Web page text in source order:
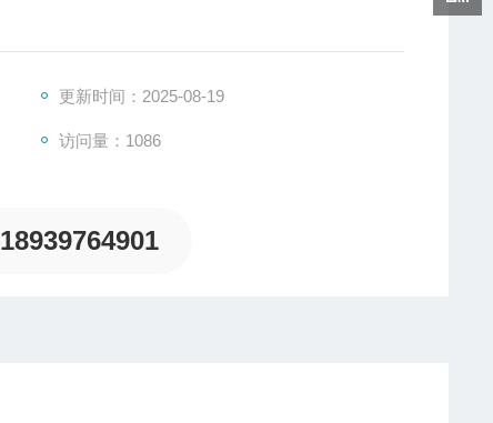
更新时间：2025-08-19
访问量：1086
18939764901